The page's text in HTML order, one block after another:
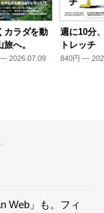
カラダを動
へ。
2026.07.09
週に10分
トレッチ
840円 —
Web」も。フィ